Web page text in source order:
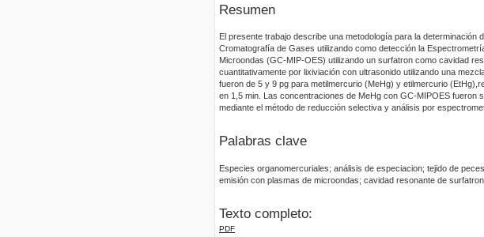
Resumen
El presente trabajo describe una metodología para la determinación
Cromatografía de Gases utilizando como detección la
Microondas (GC-MIP-OES) utilizando un surfatron como cavidad
cuantitativamente por lixiviación con ultrasonido utilizando una
fueron de 5 y 9 pg para metilmercurio (MeHg) y etilmercurio
en 1,5 min. Las concentraciones de MeHg con GC-MIPOES fueron
mediante el método de reducción selectiva y análisis por
Palabras clave
Especies organomercuriales; análisis de especiacion; tejido de
emisión con plasmas de microondas; cavidad resonante de surfatron
Texto completo:
PDF